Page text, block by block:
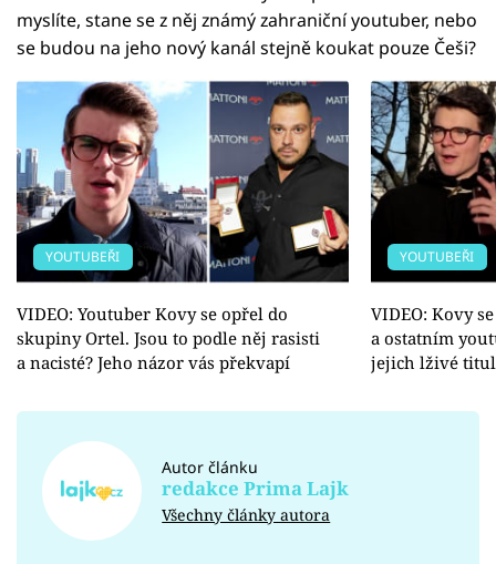
myslíte, stane se z něj známý zahraniční youtuber, nebo
se budou na jeho nový kanál stejně koukat pouze Češi?
YOUTUBEŘI
VIDEO: Youtuber Kovy se opřel do
skupiny Ortel. Jsou to podle něj rasisti
a nacisté? Jeho názor vás překvapí
YOUTUBEŘI
VIDEO: Kovy
a ostatním
jejich lživé
Autor článku
redakce Prima Lajk
Všechny články autora